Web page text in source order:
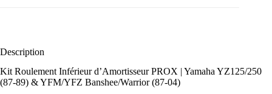
Description
Kit Roulement Inférieur d’Amortisseur PROX | Yamaha YZ125/250
(87-89) & YFM/YFZ Banshee/Warrior (87-04)